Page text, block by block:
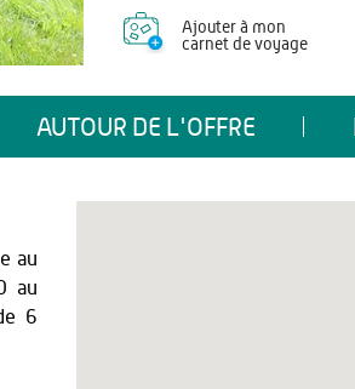
Ajouter à mon
carnet de voyage
AUTOUR DE L'OFFRE
au
au
6